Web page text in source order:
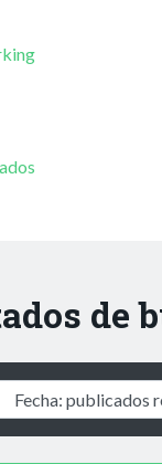
de